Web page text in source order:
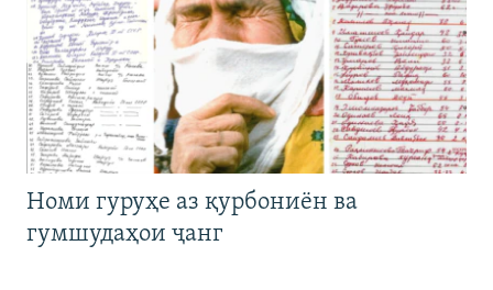
Номи гуруҳе аз қурбониён ва
гумшудаҳои ҷанг